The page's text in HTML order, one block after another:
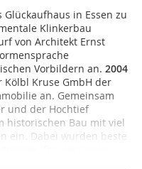
in Essen zu
Klinkerbau
von Architekt Ernst
Vorbildern an. 2004
Kruse GmbH der
an. Gemeinsam
und der Hochtief
historischen Bau mit viel
ein. Dabei wurden beste